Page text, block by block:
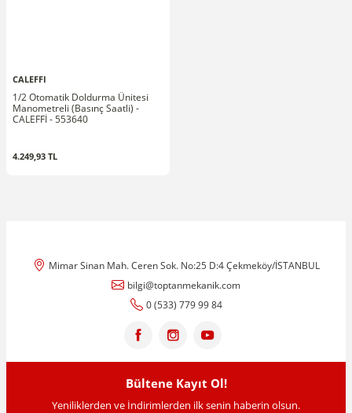
CALEFFI
1/2 Otomatik Doldurma Ünitesi
Manometreli (Basınç Saatli) -
CALEFFİ - 553640
4.249,93 TL
Mimar Sinan Mah. Ceren Sok. No:25 D:4 Çekmeköy/İSTANBUL
bilgi@toptanmekanik.com
0 (533) 779 99 84
Bültene Kayıt Ol!
Yeniliklerden ve İndirimlerden ilk senin haberin olsun.